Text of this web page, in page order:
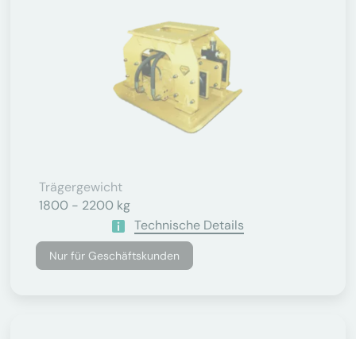
Trägergewicht
1800 - 2200 kg
Technische Details
Nur für Geschäftskunden